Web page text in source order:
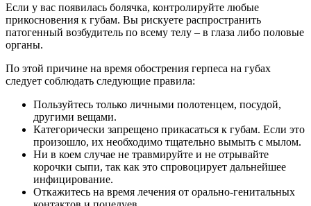
Если у вас появилась болячка, контролируйте любые
прикосновения к губам. Вы рискуете распространить
патогенный возбудитель по всему телу – в глаза либо половые
органы.
По этой причине на время обострения герпеса на губах
следует соблюдать следующие правила:
Пользуйтесь только личными полотенцем, посудой,
другими вещами.
Категорически запрещено прикасаться к губам. Если это
произошло, их необходимо тщательно вымыть с мылом.
Ни в коем случае не травмируйте и не отрывайте
корочки сыпи, так как это спровоцирует дальнейшее
инфицирование.
Откажитесь на время лечения от орально-генитальных